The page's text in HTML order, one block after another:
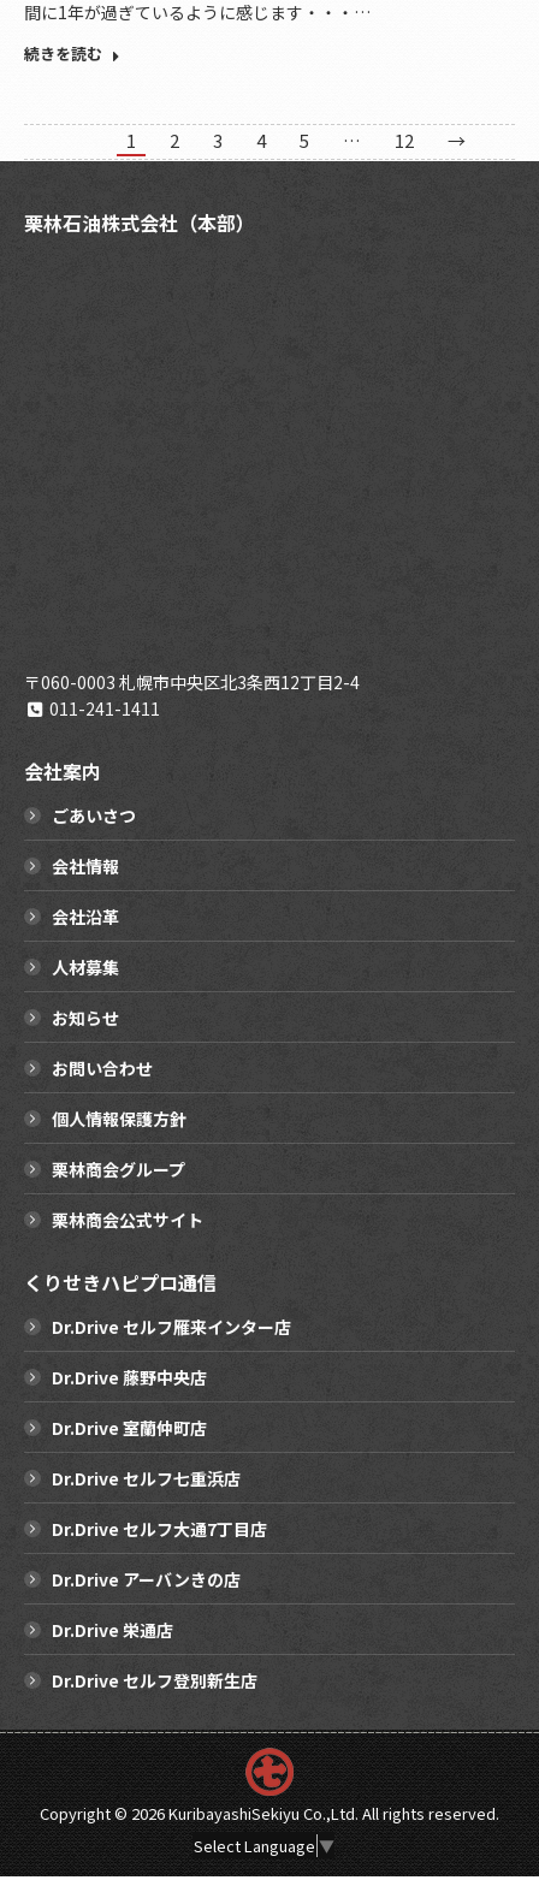
間に1年が過ぎているように感じます・・・…
続きを読む
1 2 3 4 5 … 12 →
栗林石油株式会社（本部）
〒060-0003 札幌市中央区北3条西12丁目2-4
011-241-1411
会社案内
ごあいさつ
会社情報
会社沿革
人材募集
お知らせ
お問い合わせ
個人情報保護方針
栗林商会グループ
栗林商会公式サイト
くりせきハピプロ通信
Dr.Drive セルフ雁来インター店
Dr.Drive 藤野中央店
Dr.Drive 室蘭仲町店
Dr.Drive セルフ七重浜店
Dr.Drive セルフ大通7丁目店
Dr.Drive アーバンきの店
Dr.Drive 栄通店
Dr.Drive セルフ登別新生店
Copyright ©2026 KuribayashiSekiyu Co.,Ltd. All rights reserved.
Select Language ▼